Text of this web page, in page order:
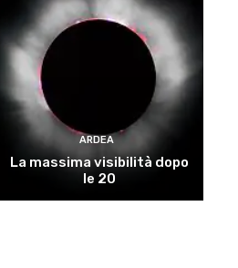
ARDEA
La massima visibilità dopo
le 20